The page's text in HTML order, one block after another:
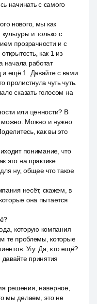
начинать с самого
нового, мы как
и только с
прозрачности и с
как 1 из
начала работат
ещё 1. Давайте с вами
пролистнула чуть чуть.
сказать голосом на
или ценности? В
можно. Можно и нужно
как вы это
понимание, что
это на практике
ну, общее что такое
несёт, скажем, в
она пытается
которую компания
те проблемы, которые
Угу. Да, кто ещё?
давайте принятия
решения, наверное,
мы делаем, это не